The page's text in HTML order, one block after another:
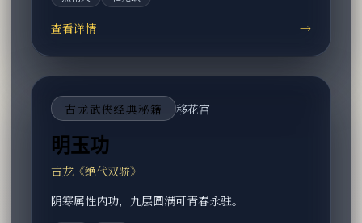
查看详情 →
古龙武侠经典秘籍 移花宫
明玉功
古龙《绝代双骄》
阴寒属性内功，九层圆满可青春永驻。